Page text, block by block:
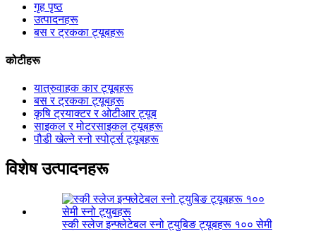
गृह पृष्ठ
उत्पादनहरू
बस र ट्रकका ट्यूबहरू
कोटीहरू
यात्रुवाहक कार ट्यूबहरू
बस र ट्रकका ट्यूबहरू
कृषि ट्रयाक्टर र ओटीआर ट्यूब
साइकल र मोटरसाइकल ट्यूबहरू
पौडी खेल्ने स्नो स्पोर्ट्स ट्यूबहरू
विशेष उत्पादनहरू
स्की स्लेज इन्फ्लेटेबल स्नो ट्युबिङ ट्यूबहरू १०० सेमी